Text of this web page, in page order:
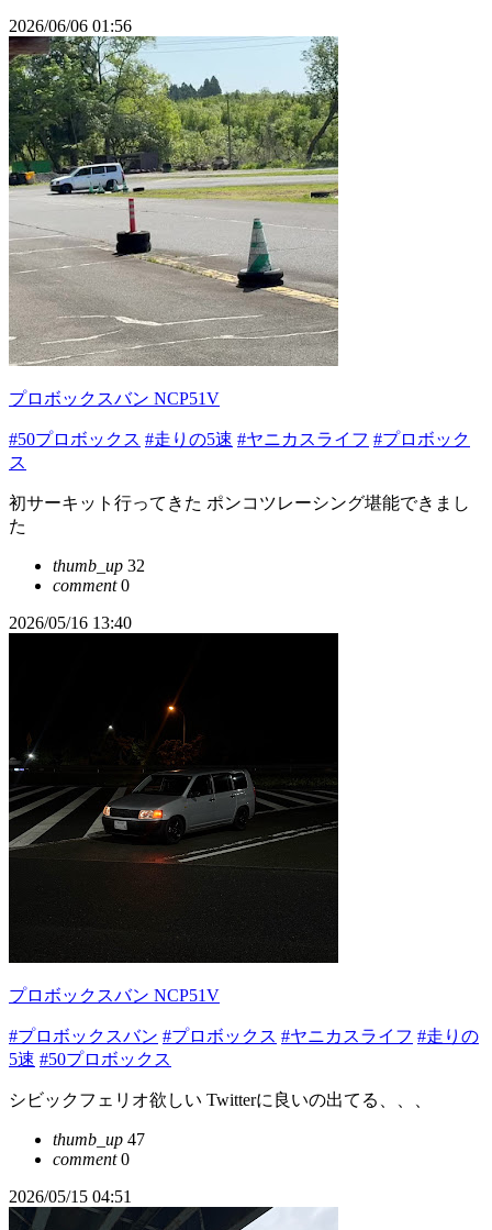
2026/06/06 01:56
プロボックスバン NCP51V
#50プロボックス #走りの5速 #ヤニカスライフ #プロボック
ス
初サーキット行ってきた ポンコツレーシング堪能できまし
た
thumb_up 32
comment0
2026/05/16 13:40
プロボックスバン NCP51V
#プロボックスバン #プロボックス #ヤニカスライフ #走りの
5速 #50プロボックス
シビックフェリオ欲しい Twitterに良いの出てる、、、
thumb_up 47
comment0
2026/05/15 04:51